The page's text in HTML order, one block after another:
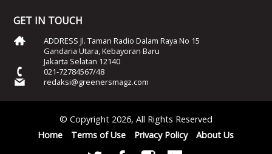
GET IN TOUCH
ADDRESS Jl. Taman Radio Dalam Raya No 15
Gandaria Utara, Kebayoran Baru
Jakarta Selatan 12140
021-72784567/48
redaksi@greenersmagz.com
© Copyright 2026, All Rights Reserved
Home
Terms of Use Privacy Policy About Us